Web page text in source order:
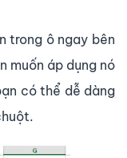
trong ô ngay bên
muốn áp dụng nó
có thể dễ dàng